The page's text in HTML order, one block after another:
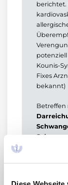
berichtet.
Kounis-
Fixes
bekannt)
Betreffen